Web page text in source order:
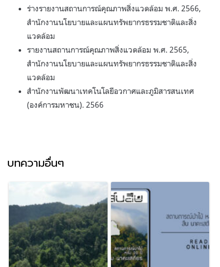
ร่างรายงานสถานการณ์คุณภาพสิ่งแวดล้อม พ.ศ. 2566,
สำนักงานนโยบายและแผนทรัพยากรธรรมชาติและสิ่ง
แวดล้อม
รายงานสถานการณ์คุณภาพสิ่งแวดล้อม พ.ศ. 2565,
สำนักงานนโยบายและแผนทรัพยากรธรรมชาติและสิ่ง
แวดล้อม
สำนักงานพัฒนาเทคโนโลยีอวกาศและภูมิสารสนเทศ
(องค์การมหาชน). 2566
บทความอื่นๆ